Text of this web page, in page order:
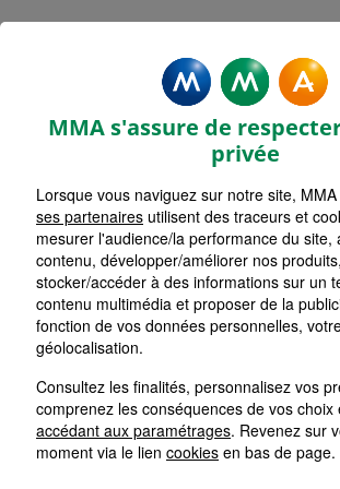
Assurance Grand Est
Assurance Meurthe-et-Moselle (54)
Spécialiste des assurances
Entreprises&Pros
MMA LUNEVILLE
22/24 RUE DE LA REPUBLIQUE 54305
MMA s'assure de
privée
Lorsque vous naviguez sur notre site,
ses partenaires utilisent des traceurs et
mesurer l'audience/la performance du site,
contenu, développer/améliorer nos produits,
stocker/accéder à des informations sur un
contenu multimédia et proposer de la
fonction de vos données personnelles,
géolocalisation.
Consultez les finalités, personnalisez vos
comprenez les conséquences de vos choix
accédant aux paramétrages. Revenez sur
moment via le lien cookies en bas de page.